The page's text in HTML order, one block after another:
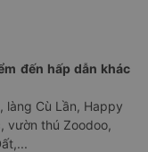
đến hấp dẫn khác
làng Cù Lần, Happy
vườn thú Zoodoo,